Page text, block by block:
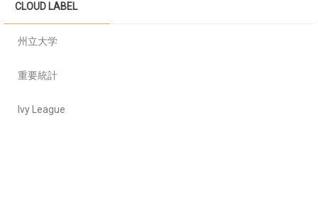
CLOUD LABEL
州立大学
重要統計
Ivy League